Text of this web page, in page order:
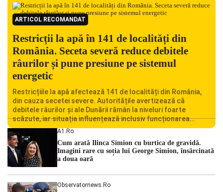
ARTICOL RECOMANDAT
Restricții la apă în 141 de localități din
România. Seceta severă reduce debitele
râurilor și pune presiune pe sistemul
energetic
Restricțiile la apă afectează 141 de localități din România,
din cauza secetei severe. Autoritățile avertizează că
debitele râurilor și ale Dunării rămân la niveluri foarte
scăzute, iar situația influențează inclusiv funcționarea
Centralei Nucleare de la Cernavodă. România se confruntă
cu una dintre cele mai dificile perioade din punct de vedere
hidrologic din ultimii ani. Lipsa […]
A1.ro
Cum arată Ilinca Simion cu burtica de gravidă.
Imagini rare cu soția lui George Simion, însărcinată
a doua oară
Observatornews.ro